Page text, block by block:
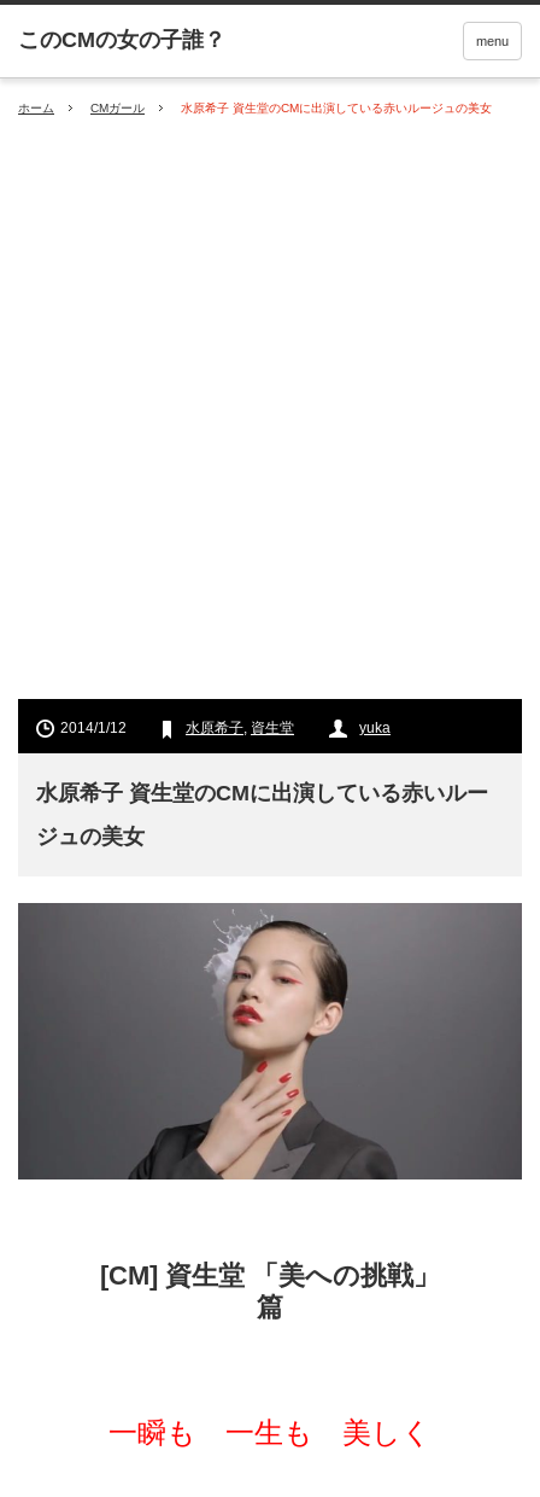
menu
ホーム CMガール 水原希子 資生堂のCMに出演している赤いルージュの美女
2014/1/12 水原希子, 資生堂 yuka
水原希子 資生堂のCMに出演している赤いルー
ジュの美女
[CM] 資生堂 「美への挑戦」
篇
一瞬も 一生も 美しく